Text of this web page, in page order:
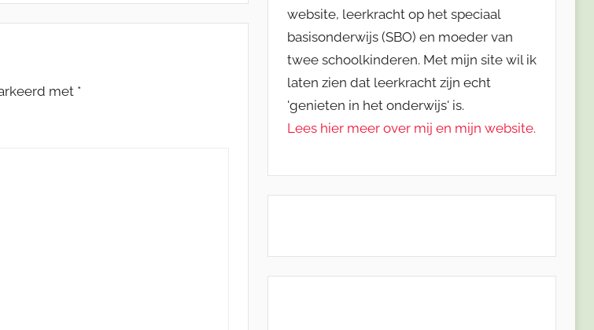
met *
website, leerkracht op het speciaal
basisonderwijs (SBO) en moeder van
twee schoolkinderen. Met mijn site wil ik
laten zien dat leerkracht zijn echt
'genieten in het onderwijs' is.
Lees hier meer over mij en mijn website.